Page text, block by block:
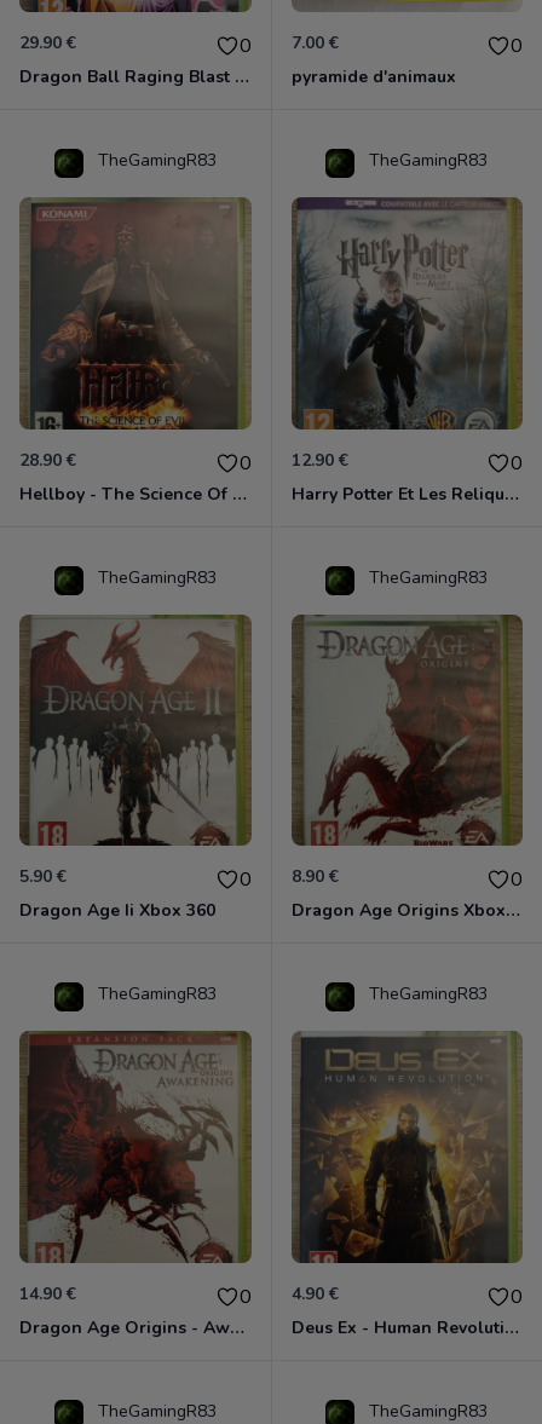
29.90 € 0
Dragon Ball Raging Blast 2 Xbox 360
7.00 € 0
pyramide d'animaux
TheGamingR83
28.90 € 0
Hellboy - The Science Of Evil Xbox 360
TheGamingR83
12.90 € 0
Harry Potter Et Les Reliques De La Mort - 1ère Partie Xbox 360
TheGamingR83
5.90 € 0
Dragon Age Ii Xbox 360
TheGamingR83
8.90 € 0
Dragon Age Origins Xbox 360
TheGamingR83
14.90 € 0
Dragon Age Origins - Awakening Xbox 360
TheGamingR83
4.90 € 0
Deus Ex - Human Revolution Xbox 360
TheGamingR83 TheGamingR83